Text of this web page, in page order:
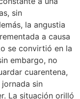
sin
la angustia
a causa
se convirtió en la
embargo, no
cuarentena,
sin
La situación orilló